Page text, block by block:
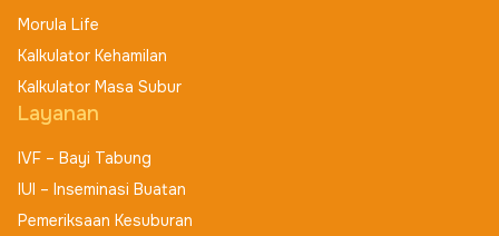
Morula Life
Kalkulator Kehamilan
Kalkulator Masa Subur
Layanan
IVF – Bayi Tabung
IUI – Inseminasi Buatan
Pemeriksaan Kesuburan